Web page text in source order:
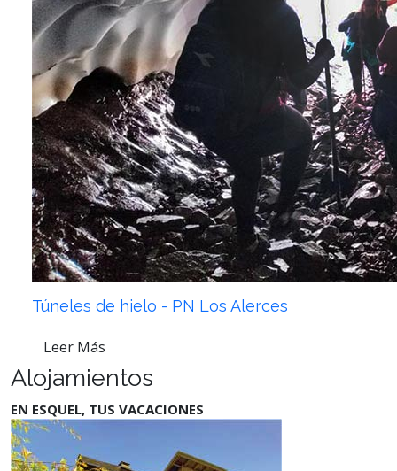
Túneles de hielo - PN Los Alerces
Leer Más
Alojamientos
EN ESQUEL, TUS VACACIONES